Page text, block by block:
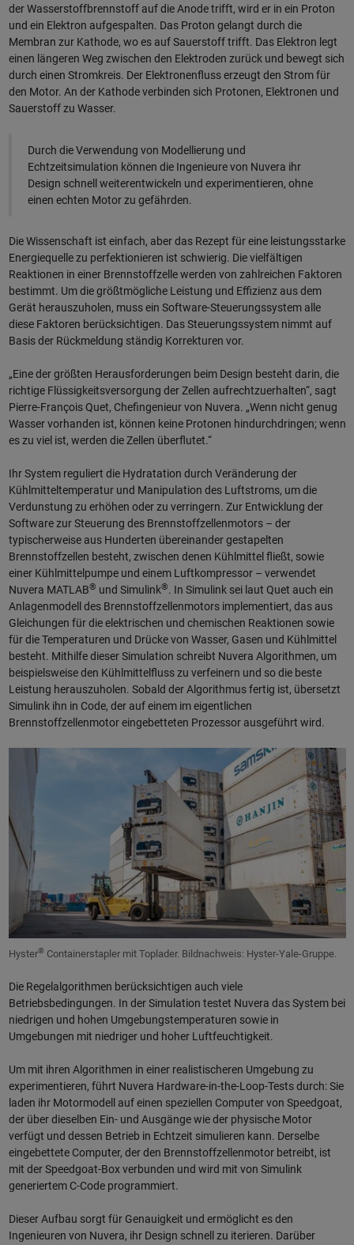
der Wasserstoffbrennstoff auf die Anode trifft, wird er in ein Proton
und ein Elektron aufgespalten. Das Proton gelangt durch die
Membran zur Kathode, wo es auf Sauerstoff trifft. Das Elektron legt
einen längeren Weg zwischen den Elektroden zurück und bewegt sich
durch einen Stromkreis. Der Elektronenfluss erzeugt den Strom für
den Motor. An der Kathode verbinden sich Protonen, Elektronen und
Sauerstoff zu Wasser.
Durch die Verwendung von Modellierung und
Echtzeitsimulation können die Ingenieure von Nuvera ihr
Design schnell weiterentwickeln und experimentieren, ohne
einen echten Motor zu gefährden.
Die Wissenschaft ist einfach, aber das Rezept für eine leistungsstarke
Energiequelle zu perfektionieren ist schwierig. Die vielfältigen
Reaktionen in einer Brennstoffzelle werden von zahlreichen Faktoren
bestimmt. Um die größtmögliche Leistung und Effizienz aus dem
Gerät herauszuholen, muss ein Software-Steuerungssystem alle
diese Faktoren berücksichtigen. Das Steuerungssystem nimmt auf
Basis der Rückmeldung ständig Korrekturen vor.
„Eine der größten Herausforderungen beim Design besteht darin, die
richtige Flüssigkeitsversorgung der Zellen aufrechtzuerhalten“, sagt
Pierre-François Quet, Chefingenieur von Nuvera. „Wenn nicht genug
Wasser vorhanden ist, können keine Protonen hindurchdringen; wenn
es zu viel ist, werden die Zellen überflutet.“
Ihr System reguliert die Hydratation durch Veränderung der
Kühlmitteltemperatur und Manipulation des Luftstroms, um die
Verdunstung zu erhöhen oder zu verringern. Zur Entwicklung der
Software zur Steuerung des Brennstoffzellenmotors – der
typischerweise aus Hunderten übereinander gestapelten
Brennstoffzellen besteht, zwischen denen Kühlmittel fließt, sowie
einer Kühlmittelpumpe und einem Luftkompressor – verwendet
Nuvera MATLAB® und Simulink®. In Simulink sei laut Quet auch ein
Anlagenmodell des Brennstoffzellenmotors implementiert, das aus
Gleichungen für die elektrischen und chemischen Reaktionen sowie
für die Temperaturen und Drücke von Wasser, Gasen und Kühlmittel
besteht. Mithilfe dieser Simulation schreibt Nuvera Algorithmen, um
beispielsweise den Kühlmittelfluss zu verfeinern und so die beste
Leistung herauszuholen. Sobald der Algorithmus fertig ist, übersetzt
Simulink ihn in Code, der auf einem im eigentlichen
Brennstoffzellenmotor eingebetteten Prozessor ausgeführt wird.
Hyster®Containerstapler mit Toplader. Bildnachweis: Hyster-Yale-Gruppe.
Die Regelalgorithmen berücksichtigen auch viele
Betriebsbedingungen. In der Simulation testet Nuvera das System bei
niedrigen und hohen Umgebungstemperaturen sowie in
Umgebungen mit niedriger und hoher Luftfeuchtigkeit.
Um mit ihren Algorithmen in einer realistischeren Umgebung zu
experimentieren, führt Nuvera Hardware-in-the-Loop-Tests durch: Sie
laden ihr Motormodell auf einen speziellen Computer von Speedgoat,
der über dieselben Ein- und Ausgänge wie der physische Motor
verfügt und dessen Betrieb in Echtzeit simulieren kann. Derselbe
eingebettete Computer, der den Brennstoffzellenmotor betreibt, ist
mit der Speedgoat-Box verbunden und wird mit von Simulink
generiertem C-Code programmiert.
Dieser Aufbau sorgt für Genauigkeit und ermöglicht es den
Ingenieuren von Nuvera, ihr Design schnell zu iterieren. Darüber